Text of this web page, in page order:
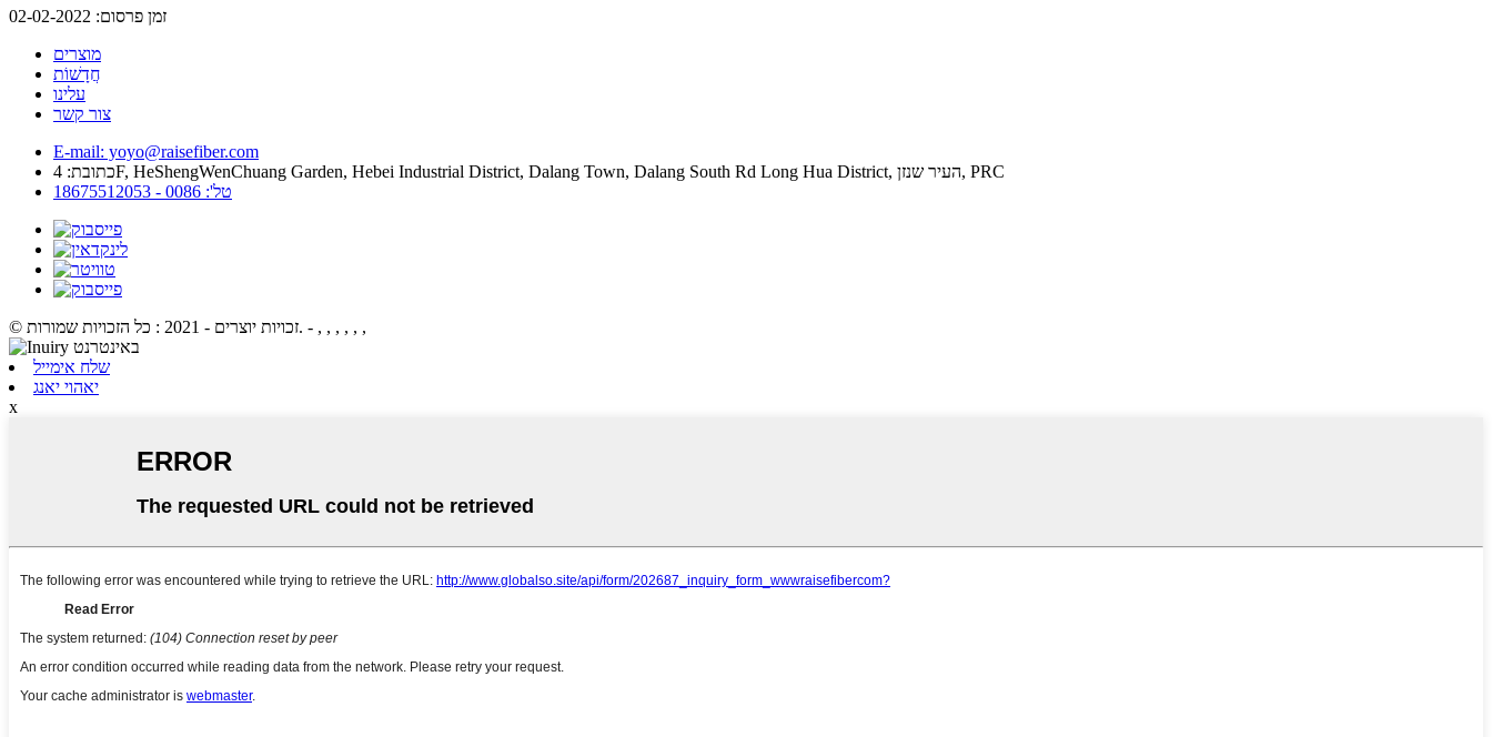
זמן פרסום: 02-02-2022
מוצרים
חֲדָשׁוֹת
עלינו
צור קשר
E-mail: yoyo@raisefiber.com
כתובת: 4F, ​​HeShengWenChuang Garden, Hebei Industrial District, Dalang Town, Dalang South Rd Long Hua District, העיר שנזן, PRC
טל': 0086 - 18675512053
© זכויות יוצרים - 2021 : כל הזכויות שמורות. - , , , , , ,
שלח אימייל
יאהוי יאנג
x